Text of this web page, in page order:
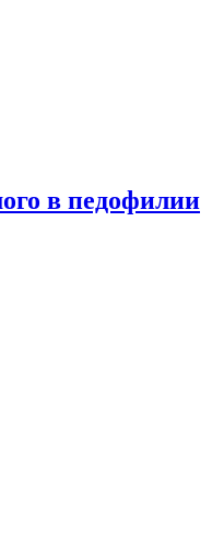
в педофилии